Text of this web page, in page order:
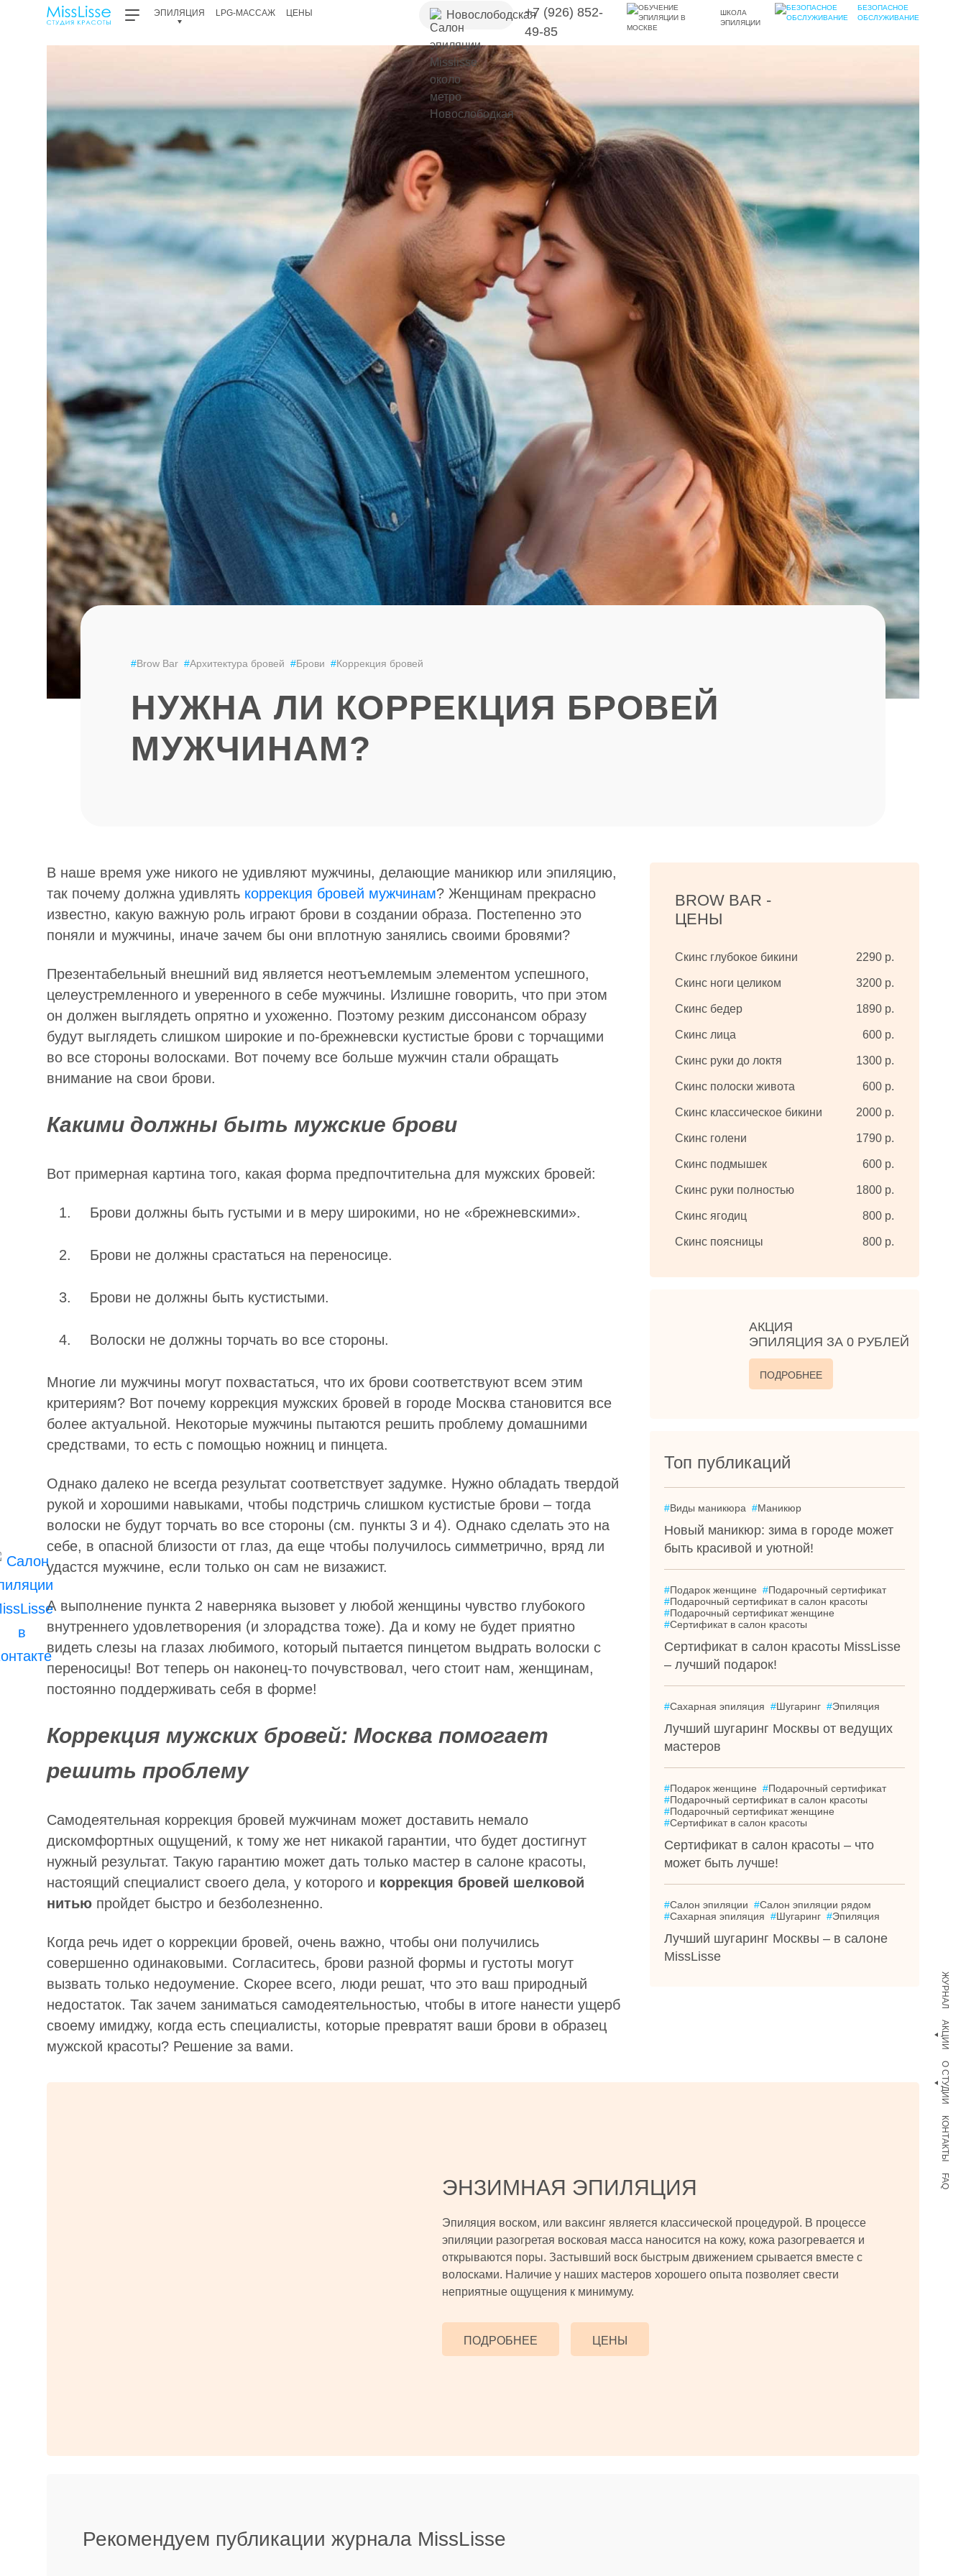
ЭПИЛЯЦИЯ LPG-МАССАЖ ЦЕНЫ Новослободская+7 (926) 852-
49-85
ШКОЛА
ЭПИЛЯЦИИ
БЕЗОПАСНОЕ
ОБСЛУЖИВАНИЕ
ЖУРНАЛ
АКЦИИ
О СТУДИИ
КОНТАКТЫ
FAQ
#Brow Bar #Архитектура бровей #Брови #Коррекция бровей
НУЖНА ЛИ КОРРЕКЦИЯ БРОВЕЙ
МУЖЧИНАМ?
В наше время уже никого не удивляют мужчины, делающие маникюр или эпиляцию,
так почему должна удивлять коррекция бровей мужчинам? Женщинам прекрасно
известно, какую важную роль играют брови в создании образа. Постепенно это
поняли и мужчины, иначе зачем бы они вплотную занялись своими бровями?
Презентабельный внешний вид является неотъемлемым элементом успешного,
целеустремленного и уверенного в себе мужчины. Излишне говорить, что при этом
он должен выглядеть опрятно и ухоженно. Поэтому резким диссонансом образу
будут выглядеть слишком широкие и по-брежневски кустистые брови с торчащими
во все стороны волосками. Вот почему все больше мужчин стали обращать
внимание на свои брови.
Какими должны быть мужские брови
Вот примерная картина того, какая форма предпочтительна для мужских бровей:
Брови должны быть густыми и в меру широкими, но не «брежневскими».
Брови не должны срастаться на переносице.
Брови не должны быть кустистыми.
Волоски не должны торчать во все стороны.
Многие ли мужчины могут похвастаться, что их брови соответствуют всем этим
критериям? Вот почему коррекция мужских бровей в городе Москва становится все
более актуальной. Некоторые мужчины пытаются решить проблему домашними
средствами, то есть с помощью ножниц и пинцета.
Однако далеко не всегда результат соответствует задумке. Нужно обладать твердой
рукой и хорошими навыками, чтобы подстричь слишком кустистые брови – тогда
волоски не будут торчать во все стороны (см. пункты 3 и 4). Однако сделать это на
себе, в опасной близости от глаз, да еще чтобы получилось симметрично, вряд ли
удастся мужчине, если только он сам не визажист.
А выполнение пункта 2 наверняка вызовет у любой женщины чувство глубокого
внутреннего удовлетворения (и злорадства тоже). Да и кому не будет приятно
видеть слезы на глазах любимого, который пытается пинцетом выдрать волоски с
переносицы! Вот теперь он наконец-то почувствовал, чего стоит нам, женщинам,
постоянно поддерживать себя в форме!
Коррекция мужских бровей: Москва помогает
решить проблему
Самодеятельная коррекция бровей мужчинам может доставить немало
дискомфортных ощущений, к тому же нет никакой гарантии, что будет достигнут
нужный результат. Такую гарантию может дать только мастер в салоне красоты,
настоящий специалист своего дела, у которого и коррекция бровей шелковой
нитью пройдет быстро и безболезненно.
Когда речь идет о коррекции бровей, очень важно, чтобы они получились
совершенно одинаковыми. Согласитесь, брови разной формы и густоты могут
вызвать только недоумение. Скорее всего, люди решат, что это ваш природный
недостаток. Так зачем заниматься самодеятельностью, чтобы в итоге нанести ущерб
своему имиджу, когда есть специалисты, которые превратят ваши брови в образец
мужской красоты? Решение за вами.
BROW BAR -
ЦЕНЫ
Скинс глубокое бикини 2290 р.
Скинс ноги целиком 3200 р.
Скинс бедер 1890 р.
Скинс лица 600 р.
Скинс руки до локтя 1300 р.
Скинс полоски живота 600 р.
Скинс классическое бикини 2000 р.
Скинс голени 1790 р.
Скинс подмышек 600 р.
Скинс руки полностью 1800 р.
Скинс ягодиц 800 р.
Скинс поясницы 800 р.
АКЦИЯ
ЭПИЛЯЦИЯ ЗА 0 РУБЛЕЙ
ПОДРОБНЕЕ
Топ публикаций
#Виды маникюра #Маникюр
Новый маникюр: зима в городе может
быть красивой и уютной!
#Подарок женщине #Подарочный сертификат
#Подарочный сертификат в салон красоты
#Подарочный сертификат женщине
#Сертификат в салон красоты
Сертификат в салон красоты MissLisse
– лучший подарок!
#Сахарная эпиляция #Шугаринг #Эпиляция
Лучший шугаринг Москвы от ведущих
мастеров
#Подарок женщине #Подарочный сертификат
#Подарочный сертификат в салон красоты
#Подарочный сертификат женщине
#Сертификат в салон красоты
Сертификат в салон красоты – что
может быть лучше!
#Салон эпиляции #Салон эпиляции рядом
#Сахарная эпиляция #Шугаринг #Эпиляция
Лучший шугаринг Москвы – в салоне
MissLisse
ЭНЗИМНАЯ ЭПИЛЯЦИЯ
Эпиляция воском, или ваксинг является классической процедурой. В процессе
эпиляции разогретая восковая масса наносится на кожу, кожа разогревается и
открываются поры. Застывший воск быстрым движением срывается вместе с
волосками. Наличие у наших мастеров хорошего опыта позволяет свести
неприятные ощущения к минимуму.
ПОДРОБНЕЕ ЦЕНЫ
Рекомендуем публикации журнала MissLisse